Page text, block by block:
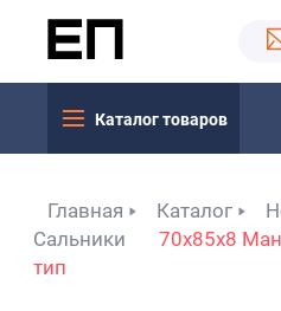
Каталог товаров
Главная Каталог
Сальники
70x85x8
тип